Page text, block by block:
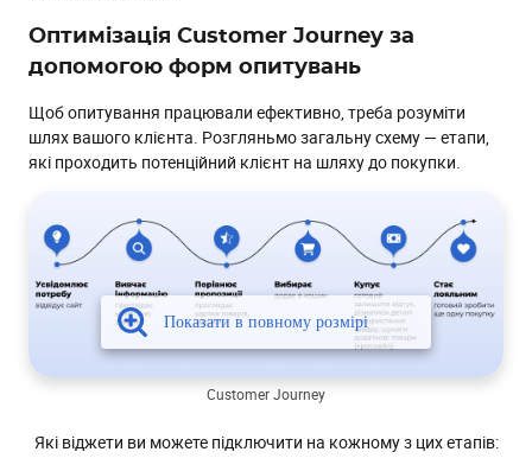
Оптимізація Customer Journey за
допомогою форм опитувань
Щоб опитування працювали ефективно, треба розуміти
шлях вашого клієнта. Розгляньмо загальну схему — етапи,
які проходить потенційний клієнт на шляху до покупки.
Customer Journey
Які віджети ви можете підключити на кожному з цих етапів: